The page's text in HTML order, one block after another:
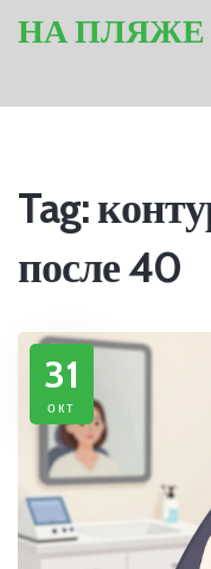
НА ПЛЯЖЕ
Tag:
после 40
31
окт